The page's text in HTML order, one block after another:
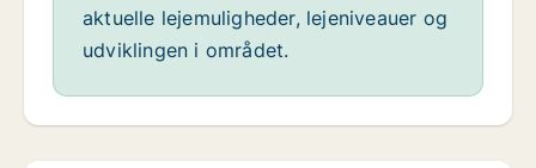
aktuelle lejemuligheder, lejeniveauer og
udviklingen i området.